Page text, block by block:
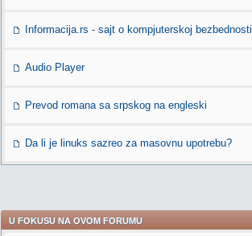
Informacija.rs - sajt o kompjuterskoj bezbednosti
Audio Player
Prevod romana sa srpskog na engleski
Da li je linuks sazreo za masovnu upotrebu?
U FOKUSU NA OVOM FORUMU